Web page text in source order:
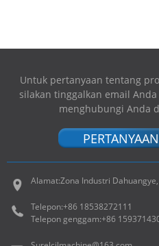
Untuk pertanyaan tentang
silakan tinggalkan email
menghubungi Anda
Alamat:Zona Industri
Telepon:+86 18538272111
Telepon genggam:+86